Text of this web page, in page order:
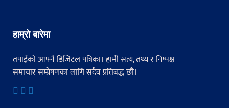
हाम्रो बारेमा
तपाईंको आफ्नै डिजिटल पत्रिका। हामी सत्य, तथ्य र निष्पक्ष
समाचार सम्प्रेषणका लागि सदैव प्रतिबद्ध छौं।